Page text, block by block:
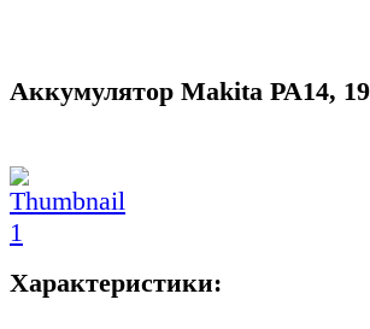
Аккумулятор Makita PA14,
Характеристики: